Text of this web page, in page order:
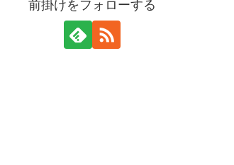
前掛けをフォローする